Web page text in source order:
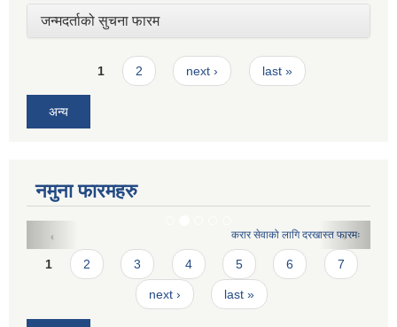
जन्मदर्ताको सुचना फारम
Pages1 2 next › last »
अन्य
नमुना फारमहरु
करार सेवाको लागि दरखास्त फारमः
Pages
1 2 3 4 5 6 7
next › last »